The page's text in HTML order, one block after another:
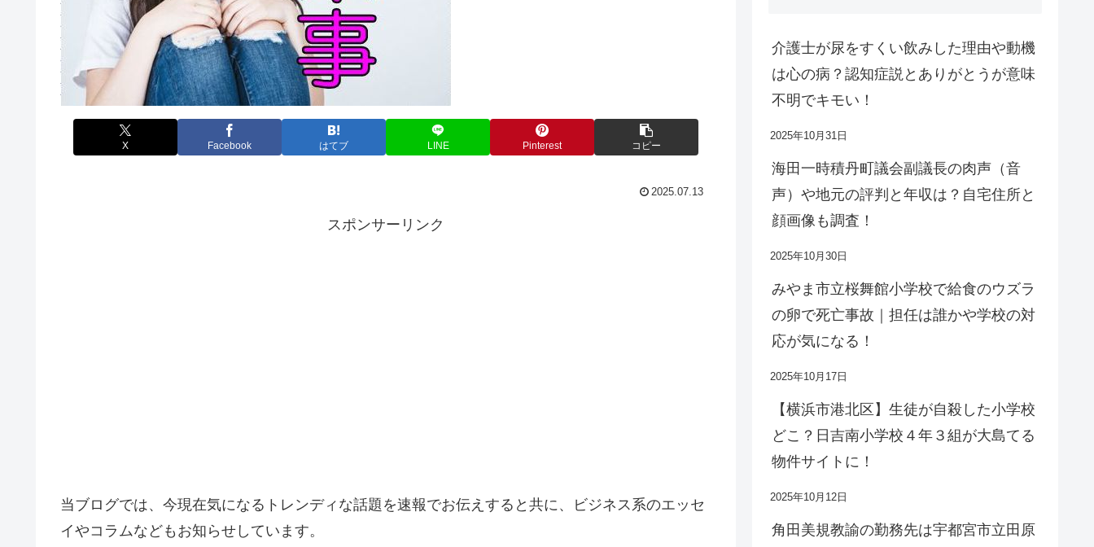
X Facebook はてブ LINE Pinterest コピー
2025.07.13
スポンサーリンク
当ブログでは、今現在気になるトレンディな話題を速報でお伝えすると共に、ビジネス系のエッセ
イやコラムなどもお知らせしています。
介護士が尿をすくい飲みした理由や動機
は心の病？認知症説とありがとうが意味
不明でキモい！
2025年10月31日
海田一時積丹町議会副議長の肉声（音
声）や地元の評判と年収は？自宅住所と
顔画像も調査！
2025年10月30日
みやま市立桜舞館小学校で給食のウズラ
の卵で死亡事故｜担任は誰かや学校の対
応が気になる！
2025年10月17日
【横浜市港北区】生徒が自殺した小学校
どこ？日吉南小学校４年３組が大島てる
物件サイトに！
2025年10月12日
角田美規教諭の勤務先は宇都宮市立田原